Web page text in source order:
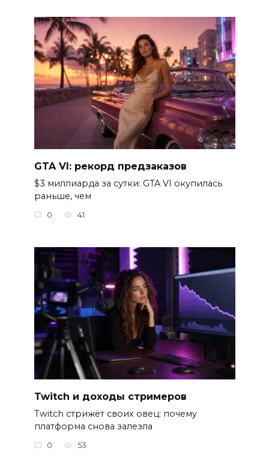
GTA VI: рекорд предзаказов
$3 миллиарда за сутки: GTA VI окупилась
раньше, чем
0 41
Twitch и доходы стримеров
Twitch стрижёт своих овец: почему
платформа снова залезла
0 53